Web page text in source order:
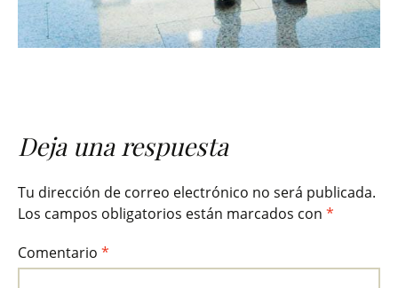
Deja una respuesta
Tu dirección de correo electrónico no será publicada.
Los campos obligatorios están marcados con *
Comentario *